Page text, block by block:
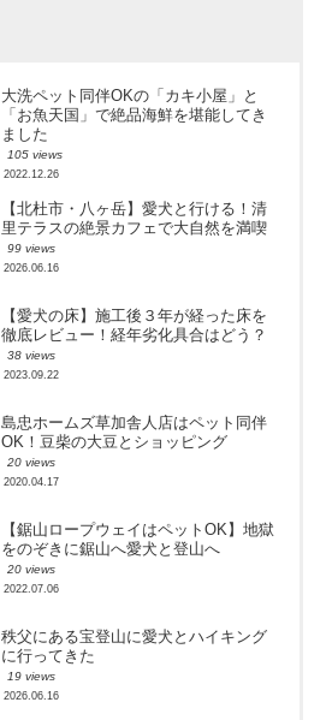
大洗ペット同伴OKの「カキ小屋」と
「お魚天国」で絶品海鮮を堪能してき
ました
105 views
2022.12.26
【北杜市・八ヶ岳】愛犬と行ける！清
里テラスの絶景カフェで大自然を満喫
99 views
2026.06.16
【愛犬の床】施工後３年が経った床を
徹底レビュー！経年劣化具合はどう？
38 views
2023.09.22
島忠ホームズ草加舎人店はペット同伴
OK！豆柴の大豆とショッピング
20 views
2020.04.17
【鋸山ロープウェイはペットOK】地獄
をのぞきに鋸山へ愛犬と登山へ
20 views
2022.07.06
秩父にある宝登山に愛犬とハイキング
に行ってきた
19 views
2026.06.16